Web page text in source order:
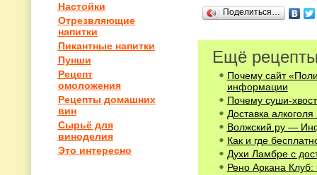
Настойки
Отрезвляющие
напитки
Пикантные напитки
Пунши
Рецепт
омоложения
Рецепты домашних
вин
Сырьё для
виноделия
Это интересно
Поделиться…
Ещё
Почему сайт
информации
Почему суши-
Доставка
Волжский.ру —
Как и где
Духи Ламбре с
Рено Аркана Клуб: